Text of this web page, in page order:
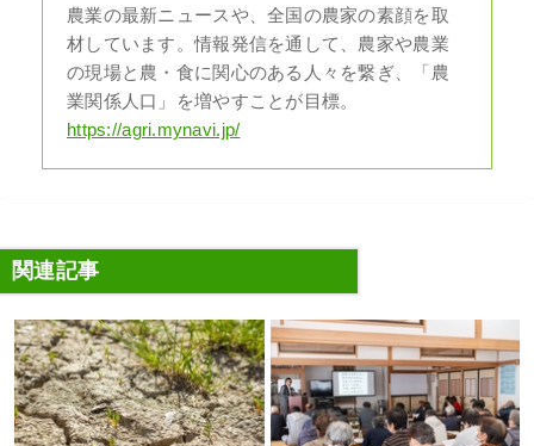
農業の最新ニュースや、全国の農家の素顔を取
材しています。情報発信を通して、農家や農業
の現場と農・食に関心のある人々を繋ぎ、「農
業関係人口」を増やすことが目標。
https://agri.mynavi.jp/
関連記事